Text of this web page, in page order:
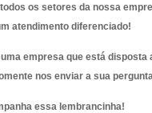
os setores da nossa
atendimento diferenciado!
empresa que está
nos enviar a sua
essa lembrancinha!